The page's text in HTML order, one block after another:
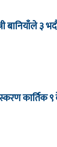
बानियाँले ३
कार्तिक